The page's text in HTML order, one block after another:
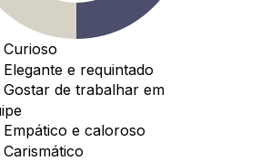
Curioso
Elegante e requintado
Gostar de trabalhar em
Empático e caloroso
Carismático